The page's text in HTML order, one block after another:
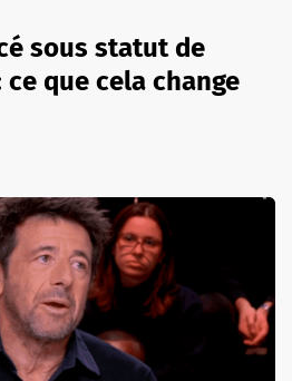
sous statut de
que cela change